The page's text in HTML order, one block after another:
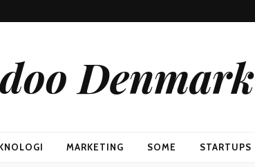
Denmark
MARKETING SOME STARTUPS